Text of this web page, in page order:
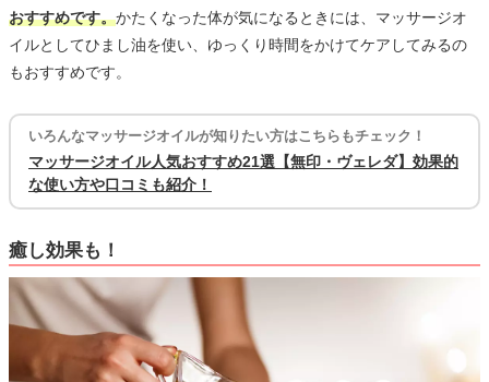
おすすめです。かたくなった体が気になるときには、マッサージオ
イルとしてひまし油を使い、ゆっくり時間をかけてケアしてみるの
もおすすめです。
いろんなマッサージオイルが知りたい方はこちらもチェック！
マッサージオイル人気おすすめ21選【無印・ヴェレダ】効果的
な使い方や口コミも紹介！
癒し効果も！